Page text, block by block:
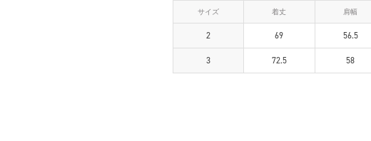
サイズ 着丈 肩幅
2 69 56.5
3 72.5 58